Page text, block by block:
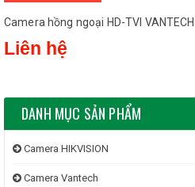
Camera hồng ngoại HD-TVI
Liên hệ
DANH MỤC SẢN PHẨM
Camera HIKVISION
Camera Vantech